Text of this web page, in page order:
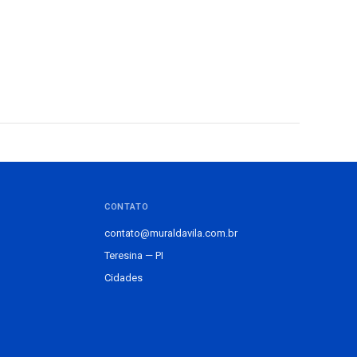
CONTATO
contato@muraldavila.com.br
Teresina — PI
Cidades